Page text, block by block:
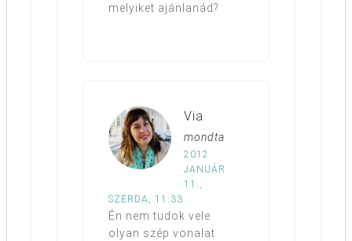
melyiket ajánlanád?
Via
mondta
2012.
JANUÁR
11.,
SZERDA, 11:33
Én nem tudok vele
olyan szép vonalat